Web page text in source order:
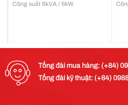
Công suất 6kVA / 6kW
Quản lý sạc ắc quy thông minh,
giúp cải thiện đáng kể tuổi thọ của
ắc quy
ắc
Tổng đài mua hàng: (+84)
Tổng đài kỹ thuật: (+84)